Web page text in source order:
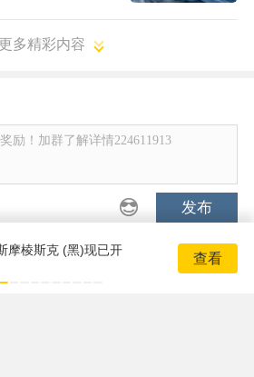
更多精彩内容
励！加群了解详情224611913
发布
摩棱斯克 (黑)现已开
查看